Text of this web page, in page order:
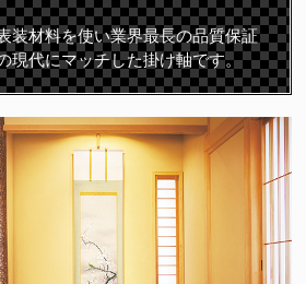
装材料を使い業界最長の品質保証
現代にマッチした掛け軸です。